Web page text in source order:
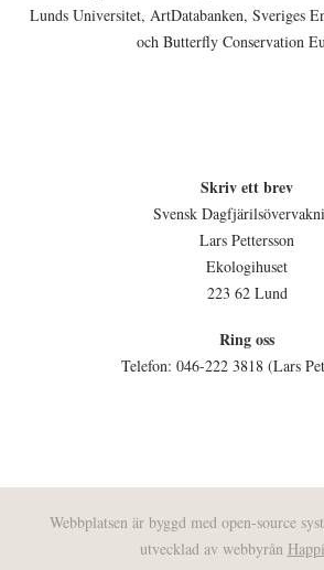
Lunds Universitet, ArtDatabanken, Sveriges
och Butterfly Conservation
Skriv ett brev
Svensk
Lars Pettersson
Ekologihuset
223 62 Lund
Ring oss
Telefon: 046-222 3818 (Lars
Webbplatsen är byggd med open-source
utvecklad av webbyrån